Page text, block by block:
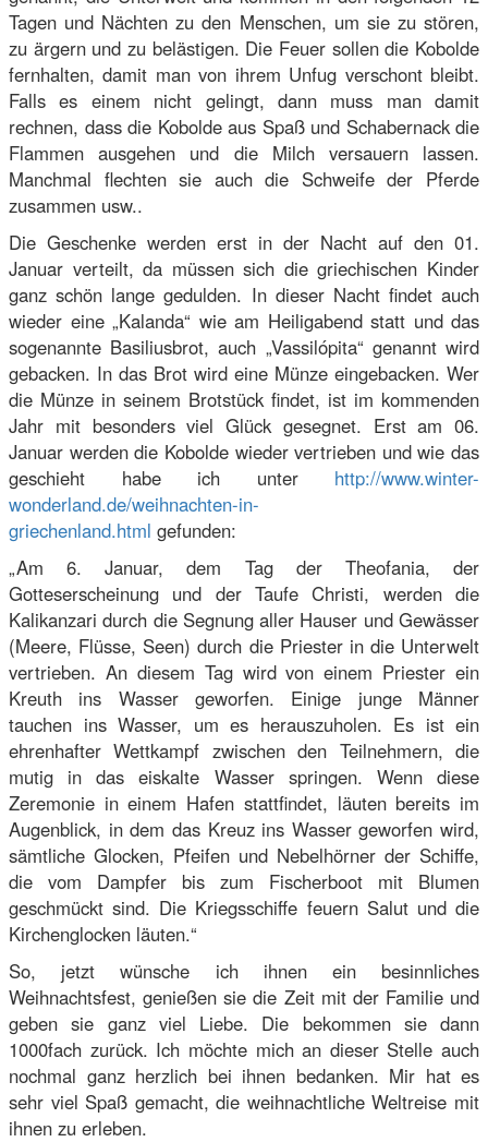
Tagen und Nächten zu den Menschen, um sie zu stören,
zu ärgern und zu belästigen. Die Feuer sollen die Kobolde
fernhalten, damit man von ihrem Unfug verschont bleibt.
Falls es einem nicht gelingt, dann muss man damit
rechnen, dass die Kobolde aus Spaß und Schabernack die
Flammen ausgehen und die Milch versauern lassen.
Manchmal flechten sie auch die Schweife der Pferde
zusammen usw..
Die Geschenke werden erst in der Nacht auf den 01.
Januar verteilt, da müssen sich die griechischen Kinder
ganz schön lange gedulden. In dieser Nacht findet auch
wieder eine „Kalanda“ wie am Heiligabend statt und das
sogenannte Basiliusbrot, auch „Vassilópita“ genannt wird
gebacken. In das Brot wird eine Münze eingebacken. Wer
die Münze in seinem Brotstück findet, ist im kommenden
Jahr mit besonders viel Glück gesegnet. Erst am 06.
Januar werden die Kobolde wieder vertrieben und wie das
geschieht habe ich unter http://www.winter-
wonderland.de/weihnachten-in-
griechenland.html gefunden:
„Am 6. Januar, dem Tag der Theofania, der
Gotteserscheinung und der Taufe Christi, werden die
Kalikanzari durch die Segnung aller Hauser und Gewässer
(Meere, Flüsse, Seen) durch die Priester in die Unterwelt
vertrieben. An diesem Tag wird von einem Priester ein
Kreuth ins Wasser geworfen. Einige junge Männer
tauchen ins Wasser, um es herauszuholen. Es ist ein
ehrenhafter Wettkampf zwischen den Teilnehmern, die
mutig in das eiskalte Wasser springen. Wenn diese
Zeremonie in einem Hafen stattfindet, läuten bereits im
Augenblick, in dem das Kreuz ins Wasser geworfen wird,
sämtliche Glocken, Pfeifen und Nebelhörner der Schiffe,
die vom Dampfer bis zum Fischerboot mit Blumen
geschmückt sind. Die Kriegsschiffe feuern Salut und die
Kirchenglocken läuten.“
So, jetzt wünsche ich ihnen ein besinnliches
Weihnachtsfest, genießen sie die Zeit mit der Familie und
geben sie ganz viel Liebe. Die bekommen sie dann
1000fach zurück. Ich möchte mich an dieser Stelle auch
nochmal ganz herzlich bei ihnen bedanken. Mir hat es
sehr viel Spaß gemacht, die weihnachtliche Weltreise mit
ihnen zu erleben.